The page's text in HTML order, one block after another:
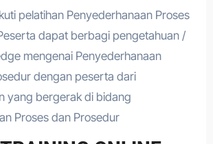
pelatihan Penyederhanaan Proses
dapat berbagi pengetahuan /
mengenai Penyederhanaan
dengan peserta dari
yang bergerak di bidang
Proses dan Prosedur